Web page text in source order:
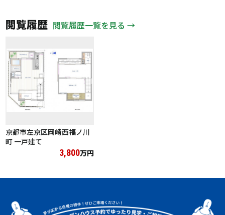
閲覧履歴 閲覧履歴一覧を見る →
京都市左京区岡崎西福ノ川
町 一戸建て
3,800万円